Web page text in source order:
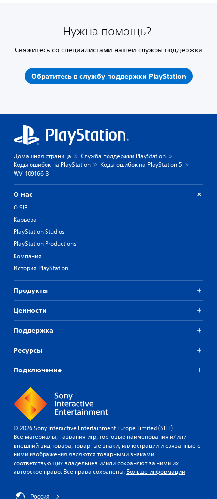
Нужна помощь?
Свяжитесь со специалистами нашей службы поддержки
Обратитесь в службу поддержки PlayStation
Домашняя страница
Служба поддержки PlayStation
Коды ошибок на PlayStation
Коды ошибок на PlayStation 5
WV-109166-3
О нас
О SIE
Карьера
PlayStation Studios
PlayStation Productions
Компания
История PlayStation
Продукты
Ценности
Поддержка
Ресурсы
Подключение
© 2026 Sony Interactive Entertainment Europe Limited (SIEE)
Все материалы, названия игр, торговые наименования и/или
внешний вид товара, товарные знаки, иллюстрации и связанные с
ними изображения являются товарными знаками
соответствующих владельцев и/или сохраняют за ними их
авторское право. Все права сохранены. Больше информации
Россия